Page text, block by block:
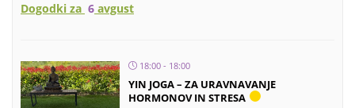
Dogodki za 6 avgust
18:00 - 18:00
YIN JOGA – ZA URAVNAVANJE
HORMONOV IN STRESA